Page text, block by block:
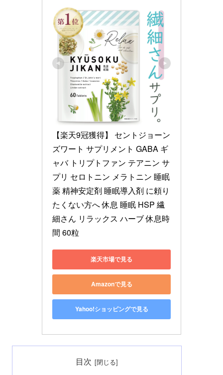
【楽天9冠獲得】 セントジョーン
ズワート サプリメント GABA ギ
ャバ トリプトファン テアニン サ
プリ セロトニン メラトニン 睡眠
薬 精神安定剤 睡眠導入剤 に頼り
たくない方へ 休息 睡眠 HSP 繊
細さん リラックス ハーブ 休息時
間 60粒
楽天市場で見る
Amazonで見る
Yahoo!ショッピングで見る
目次